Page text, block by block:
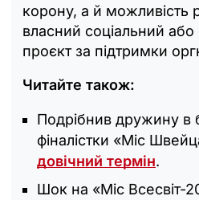
корону, а й можливість
власний соціальний або
проєкт за підтримки
Читайте також:
Подрібнив дружину в
фіналістки «Міс
довічний термін.
Шок на «Міс Всесвіт-